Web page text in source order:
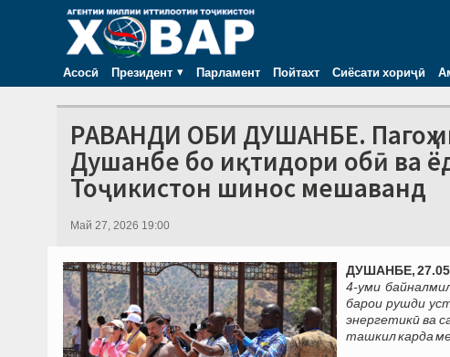
Асосӣ Президент Парламент Пойтахт Сиёсати хориҷӣ
РАВАНДИ ОБИ ДУШАНБЕ. Пагоҳ
Душанбе бо иқтидори обӣ ва
Тоҷикистон шинос мешаванд
Май 27, 2026 19:00
ДУШАНБЕ,
4-уми
барои рушди
энергетикӣ ва
ташкил карда